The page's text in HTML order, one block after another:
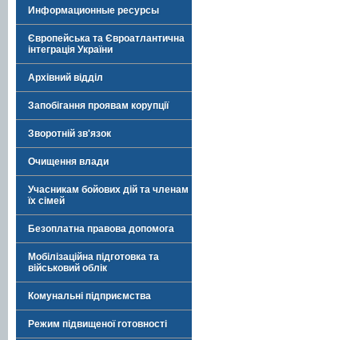
Информационные ресурсы
Європейська та Євроатлантична
інтеграція України
Архівний відділ
Запобігання проявам корупції
Зворотній зв'язок
Очищення влади
Учасникам бойових дій та членам
їх сімей
Безоплатна правова допомога
Мобілізаційна підготовка та
військовий облік
Комунальні підприємства
Режим підвищеної готовності